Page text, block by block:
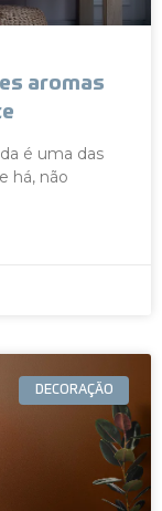
aromas
é uma das
há, não
DECORAÇÃO